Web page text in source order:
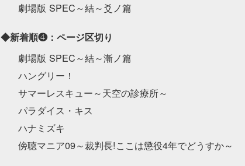
劇場版 SPEC～結～爻ノ篇
◆新着順❹：ページ区切り
劇場版 SPEC～結～漸ノ篇
ハングリー！
サマーレスキュー～天空の診療所～
パラダイス・キス
ハナミズキ
傍聴マニア09～裁判⾧!ここは懲役4年でどうすか～